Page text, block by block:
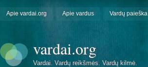
Apie vardai.org Apie vardus Vardų paieška
vardai.org
Vardai. Vardų reikšmės. Vardų kilmė.